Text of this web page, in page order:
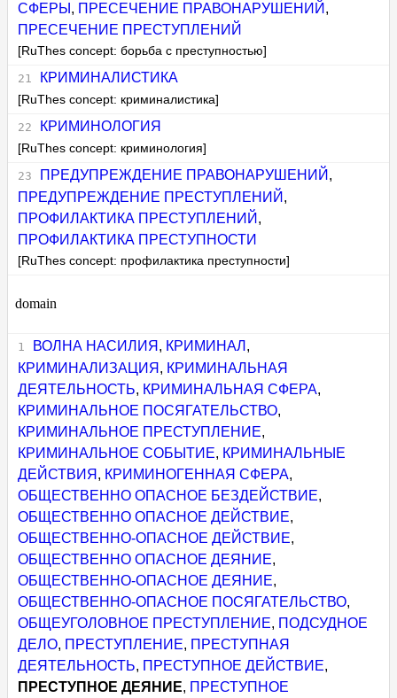
СФЕРЫ , ПРЕСЕЧЕНИЕ ПРАВОНАРУШЕНИЙ ,
ПРЕСЕЧЕНИЕ ПРЕСТУПЛЕНИЙ
[RuThes concept: борьба с преступностью]
КРИМИНАЛИСТИКА
[RuThes concept: криминалистика]
КРИМИНОЛОГИЯ
[RuThes concept: криминология]
ПРЕДУПРЕЖДЕНИЕ ПРАВОНАРУШЕНИЙ ,
ПРЕДУПРЕЖДЕНИЕ ПРЕСТУПЛЕНИЙ ,
ПРОФИЛАКТИКА ПРЕСТУПЛЕНИЙ ,
ПРОФИЛАКТИКА ПРЕСТУПНОСТИ
[RuThes concept: профилактика преступности]
domain
ВОЛНА НАСИЛИЯ , КРИМИНАЛ ,
КРИМИНАЛИЗАЦИЯ , КРИМИНАЛЬНАЯ
ДЕЯТЕЛЬНОСТЬ, КРИМИНАЛЬНАЯ СФЕРА,
КРИМИНАЛЬНОЕ ПОСЯГАТЕЛЬСТВО,
КРИМИНАЛЬНОЕ ПРЕСТУПЛЕНИЕ,
КРИМИНАЛЬНОЕ СОБЫТИЕ, КРИМИНАЛЬНЫЕ
ДЕЙСТВИЯ , КРИМИНОГЕННАЯ СФЕРА,
ОБЩЕСТВЕННО ОПАСНОЕ БЕЗДЕЙСТВИЕ,
ОБЩЕСТВЕННО ОПАСНОЕ ДЕЙСТВИЕ,
ОБЩЕСТВЕННО-ОПАСНОЕ ДЕЙСТВИЕ,
ОБЩЕСТВЕННО ОПАСНОЕ ДЕЯНИЕ,
ОБЩЕСТВЕННО-ОПАСНОЕ ДЕЯНИЕ,
ОБЩЕСТВЕННО-ОПАСНОЕ ПОСЯГАТЕЛЬСТВО,
ОБЩЕУГОЛОВНОЕ ПРЕСТУПЛЕНИЕ, ПОДСУДНОЕ
ДЕЛО, ПРЕСТУПЛЕНИЕ, ПРЕСТУПНАЯ
ДЕЯТЕЛЬНОСТЬ, ПРЕСТУПНОЕ ДЕЙСТВИЕ,
ПРЕСТУПНОЕ ДЕЯНИЕ, ПРЕСТУПНОЕ